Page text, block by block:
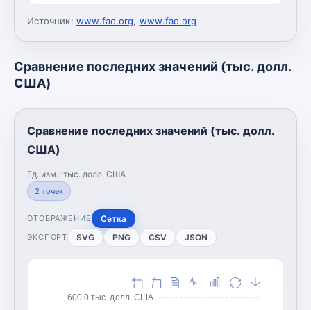
Источник: www.fao.org, www.fao.org
Сравнение последних значений (тыс. долл.
США)
Сравнение последних значений (тыс. долл.
США)
Ед. изм.: тыс. долл. США
2 точек
ОТОБРАЖЕНИЕ Сетка
ЭКСПОРТ SVG PNG CSV JSON
600,0 тыс. долл. США